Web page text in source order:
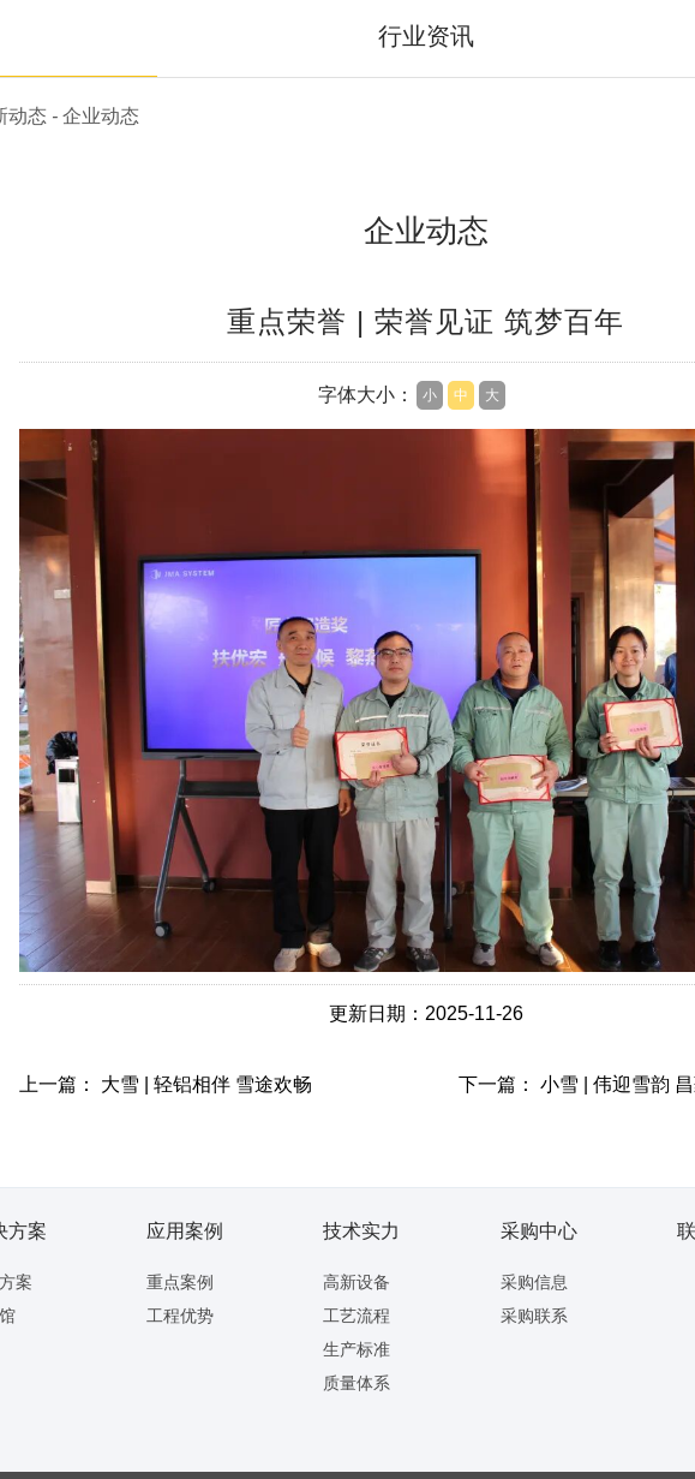
行业资讯
动态 -企业动态
企业动态
重点荣誉 | 荣誉见证 筑梦百年
字体大小： 小 中 大
更新日期：2025-11-26
上一篇： 大雪 | 轻铝相伴 雪途欢畅 下一篇：小雪 | 伟迎雪韵
方案
案
应用案例
重点案例
工程优势
技术实力
高新设备
工艺流程
生产标准
质量体系
采购中心
采购信息
采购联系